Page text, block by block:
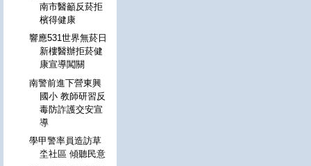
南市醫籲反菸拒
檳得健康
響應531世界無菸日
新樓醫辦拒菸健
康宣導闖關
南警前進下營東興
國小 教師研習反
毒防詐護交安宣
導
學甲警率員造訪草
坔社區 傾聽民意